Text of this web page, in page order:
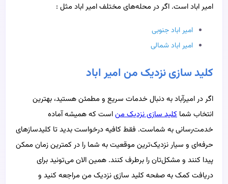
امیر اباد است. اگر در محله‌های مختلف امیر اباد مثل :
امیر اباد جنوبی
امیر اباد شمالی
کلید سازی نزدیک من امیر اباد
اگر در امیرآباد به دنبال خدمات سریع و مطمئن هستید، بهترین
انتخاب شما کلید سازی نزدیک مناست که همیشه آماده
خدمت‌رسانی به شماست. فقط کافیه درخواست بدید تا کلیدسازهای
حرفه‌ای و سیار نزدیک‌ترین موقعیت به شما را در کمترین زمان ممکن
پیدا کنند و مشکل‌تان را برطرف کنند. همین الان می‌تونید برای
دریافت کمک به صفحه کلید سازی نزدیک من مراجعه کنید و